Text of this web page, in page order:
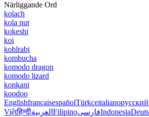
Närliggande Ord
kolach
kola nut
kokeshi
koi
kohlrabi
kombucha
komodo dragon
komodo lizard
konkani
koodoo
EnglishfrançaisespañolTürkçeitalianoрусский
Việtहिन्दीالعربية FilipinoفارسیIndonesia